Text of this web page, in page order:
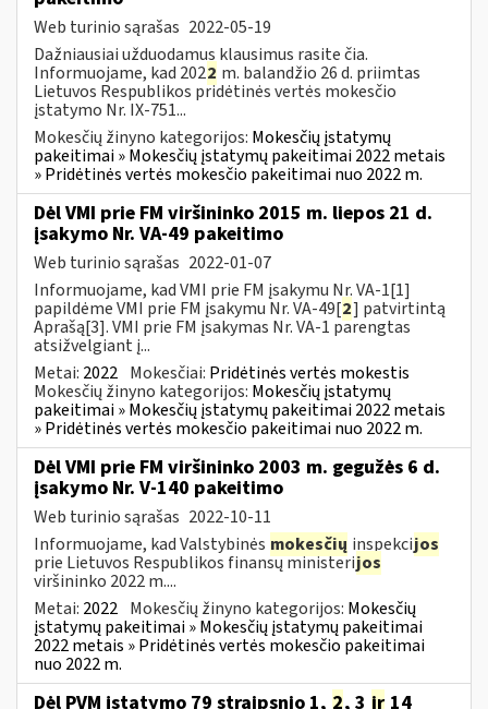
Web turinio sąrašas 2022-05-19
Dažniausiai užduodamus klausimus rasite čia.
Informuojame, kad 2022 m. balandžio 26 d. priimtas
Lietuvos Respublikos pridėtinės vertės mokesčio
įstatymo Nr. IX-751...
Mokesčių žinyno kategorijos: Mokesčių įstatymų
pakeitimai » Mokesčių įstatymų pakeitimai 2022 metais
» Pridėtinės vertės mokesčio pakeitimai nuo 2022 m.
Dėl VMI prie FM viršininko 2015 m. liepos 21 d.
įsakymo Nr. VA-49 pakeitimo
Web turinio sąrašas 2022-01-07
Informuojame, kad VMI prie FM įsakymu Nr. VA-1[1]
papildėme VMI prie FM įsakymu Nr. VA-49[2] patvirtintą
Aprašą[3]. VMI prie FM įsakymas Nr. VA-1 parengtas
atsižvelgiant į...
Metai: 2022 Mokesčiai: Pridėtinės vertės mokestis
Mokesčių žinyno kategorijos: Mokesčių įstatymų
pakeitimai » Mokesčių įstatymų pakeitimai 2022 metais
» Pridėtinės vertės mokesčio pakeitimai nuo 2022 m.
Dėl VMI prie FM viršininko 2003 m. gegužės 6 d.
įsakymo Nr. V-140 pakeitimo
Web turinio sąrašas 2022-10-11
Informuojame, kad Valstybinės mokesčių inspekcijos
prie Lietuvos Respublikos finansų ministerijos
viršininko 2022 m....
Metai: 2022 Mokesčių žinyno kategorijos: Mokesčių
įstatymų pakeitimai » Mokesčių įstatymų pakeitimai
2022 metais » Pridėtinės vertės mokesčio pakeitimai
nuo 2022 m.
Dėl PVM įstatymo 79 straipsnio 1, 2, 3 ir 14